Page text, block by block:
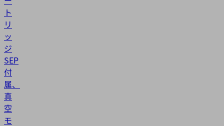
ト
リ
ッ
ジ
SEP
付
属、
真
空
モ